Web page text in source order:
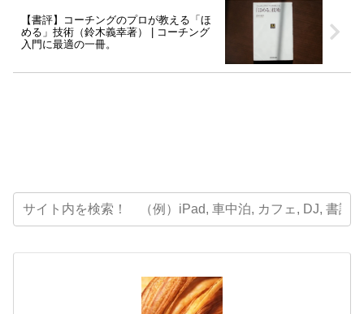
【書評】コーチングのプロが教える「ほ
める」技術（鈴木義幸著） | コーチング
入門に最適の一冊。